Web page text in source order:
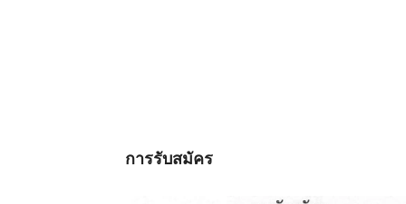
การรับสมัคร